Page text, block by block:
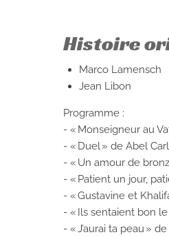
Histoire
Marco Lamensch
Jean Libon
Programme :
- « Monseigneur au
- « Duel » de Abel
- « Un amour de
- « Patient un jour,
- « Gustavine et
- « Ils sentaient bon le
- « J’aurai ta peau » de